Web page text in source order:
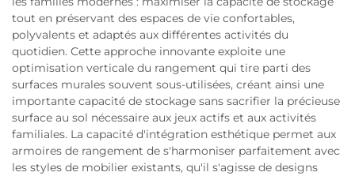
tout en préservant des espaces de vie confortables,
polyvalents et adaptés aux différentes activités du
quotidien. Cette approche innovante exploite une
optimisation verticale du rangement qui tire parti des
surfaces murales souvent sous-utilisées, créant ainsi une
importante capacité de stockage sans sacrifier la précieuse
surface au sol nécessaire aux jeux actifs et aux activités
familiales. La capacité d'intégration esthétique permet aux
armoires de rangement de s'harmoniser parfaitement avec
les styles de mobilier existants, qu'il s'agisse de designs